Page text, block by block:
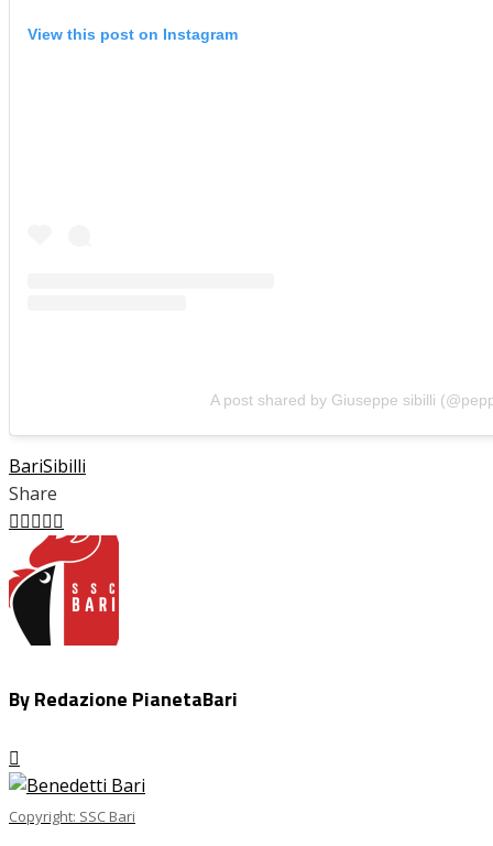
View this post on Instagram
A post shared by Giuseppe sibilli
BariSibilli
Share
Facebook
Twitter
LinkedIn
Pinterest
Stumbleupon
By Redazione PianetaBari
Copyright: SSC Bari